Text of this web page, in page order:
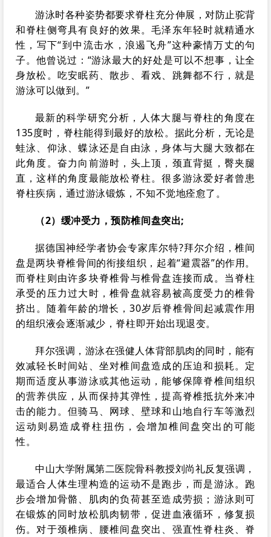
游泳时各种姿势都要求脊柱充分伸展，对防止驼背
和脊柱侧弯具有良好的效果。毛泽东年轻时就精通水
性，写下“到中流击水，浪遏飞舟”这种豪情万丈的句
子。他曾说过：“游泳最大的好处是可以不想事，让全
身放松。吃安眠药、散步、看戏、跳舞都不行，就是
游泳可以做到。”
最新的科学研究分析，人体大腿与脊柱的角度在
135度时，脊柱能得到最好的放松。据此分析，无论是
蛙泳、仰泳、蝶泳还是自由泳，身体与大腿大致都在
此角度。奋力向前游时，头上顶，颈直背挺，臀夹腿
直，这样的角度最能放松脊柱。很多游泳爱好者曾患
脊柱疾病，通过游泳锻炼，不知不觉地痊愈了。
（2）缓冲受力，预防椎间盘突出;
据德国神经学者协会专家库尔特?拜尔介绍，椎间
盘是两块脊椎骨间的衔接组织，起着“避震器”的作用。
而脊柱则由许多块脊椎骨与椎骨盘连接而成。当脊柱
承受的压力过大时，椎骨盘就容易被高度受力的椎骨
挤出。随着年龄的增长，30岁后脊椎骨间起减震作用
的组织液会逐渐减少，脊柱即开始出现退变。
拜尔强调，游泳在强健人体背部肌肉的同时，能有
效减轻长时间站、坐对椎间盘造成的压迫和损耗。定
期而适度从事游泳或其他运动，能够保障脊椎间组织
的营养供应，从而保持其弹性，提高脊椎抵抗外来冲
击的能力。但骑马、网球、壁球和山地自行车等激烈
运动则易造成脊柱扭伤，会增加椎间盘突出的可能
性。
中山大学附属第二医院骨科教授刘尚礼反复强调，
最适合人体生理构造的运动不是跑步，而是游泳。跑
步会增加骨骼、肌肉的负荷甚至造成劳损；游泳则可
在锻炼的同时放松肌肉韧带，促进血液循环，修复损
伤。对于颈椎病、腰椎间盘突出、强直性脊柱炎、脊